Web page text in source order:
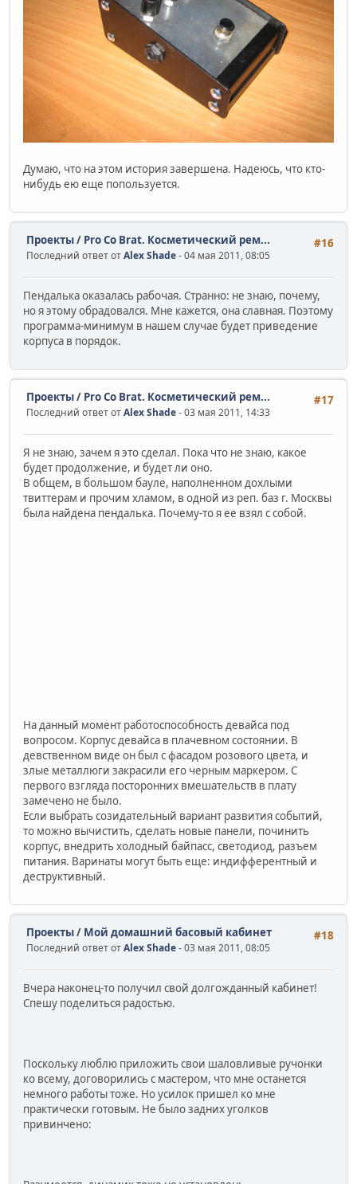
Думаю, что на этом история завершена. Надеюсь, что кто-
нибудь ею еще попользуется.
#16
Проекты/ Pro Co Brat. Косметический рем...
Последний ответ отAlex Shade- 04 мая 2011, 08:05
Пендалька оказалась рабочая. Странно: не знаю, почему,
но я этому обрадовался. Мне кажется, она славная. Поэтому
программа-минимум в нашем случае будет приведение
корпуса в порядок.
#17
Проекты/ Pro Co Brat. Косметический рем...
Последний ответ отAlex Shade- 03 мая 2011, 14:33
Я не знаю, зачем я это сделал. Пока что не знаю, какое
будет продолжение, и будет ли оно.
В общем, в большом бауле, наполненном дохлыми
твиттерам и прочим хламом, в одной из реп. баз г. Москвы
была найдена пендалька. Почему-то я ее взял с собой.
На данный момент работоспособность девайса под
вопросом. Корпус девайса в плачевном состоянии. В
девственном виде он был с фасадом розового цвета, и
злые металлюги закрасили его черным маркером. С
первого взгляда посторонних вмешательств в плату
замечено не было.
Если выбрать созидательный вариант развития событий,
то можно вычистить, сделать новые панели, починить
корпус, внедрить холодный байпасс, светодиод, разъем
питания. Варинаты могут быть еще: индифферентный и
деструктивный.
#18
Проекты/ Мой домашний басовый кабинет
Последний ответ отAlex Shade- 03 мая 2011, 08:05
Вчера наконец-то получил свой долгожданный кабинет!
Спешу поделиться радостью.
Поскольку люблю приложить свои шаловливые ручонки
ко всему, договорились с мастером, что мне останется
немного работы тоже. Но усилок пришел ко мне
практически готовым. Не было задних уголков
привинчено: